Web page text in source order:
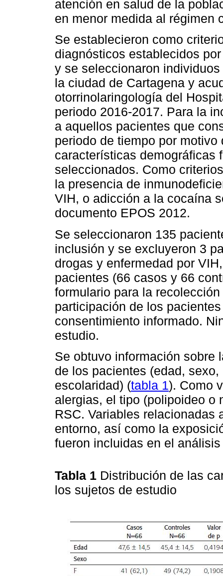
atención en salud de la
en menor medida al régimen
Se establecieron como
diagnósticos establecidos
y se seleccionaron
la ciudad de Cartagena y
otorrinolaringología del
periodo 2016-2017. Para la
a aquellos pacientes que
periodo de tiempo por
características demográficas
seleccionados. Como
la presencia de
VIH, o adicción a la cocaína
documento EPOS 2012.
Se seleccionaron 135
inclusión y se excluyeron 3
drogas y enfermedad por
pacientes (66 casos y 66
formulario para la
participación de los
consentimiento informado.
estudio.
Se obtuvo información sobre
de los pacientes (edad,
escolaridad) (tabla 1). Como
alergias, el tipo (polipoideo o
RSC. Variables relacionadas
entorno, así como la
fueron incluidas en el análisis
Tabla 1 Distribución de las
los sujetos de estudio